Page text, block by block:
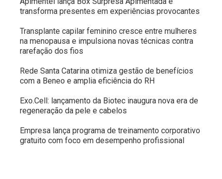
transforma presentes em experiências provocantes
Transplante capilar feminino cresce entre mulheres
na menopausa e impulsiona novas técnicas contra
rarefação dos fios
Rede Santa Catarina otimiza gestão de benefícios
com a Beneo e amplia eficiência do RH
Exo.Cell: lançamento da Biotec inaugura nova era de
regeneração da pele e cabelos
Empresa lança programa de treinamento corporativo
gratuito com foco em desempenho profissional